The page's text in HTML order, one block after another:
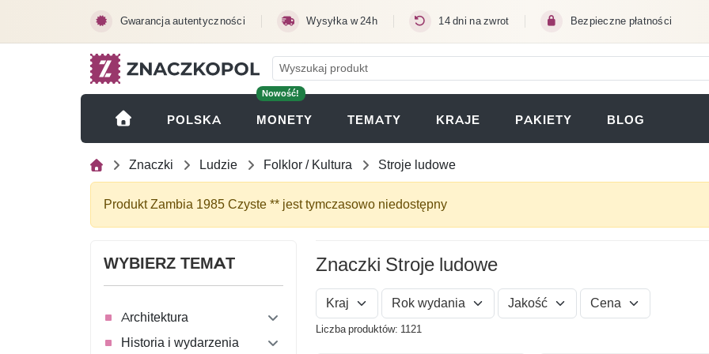
Gwarancja autentyczności Wysyłka w 24h 14 dni na zwrot Bezpieczne płatności
POLSKA
Nowość!
MONETY (OTWIERA SIĘ W NOWEJ KARCIE)
TEMATY KRAJE PAKIETY BLOG
Znaczki Ludzie Folklor / Kultura Stroje ludowe
Produkt Zambia 1985 Czyste ** jest tymczasowo niedostępny
WYBIERZ TEMAT
Architektura
Historia i wydarzenia
Znaczki Stroje ludowe
Kraj Rok wydania Jakość Cena
Liczba produktów: 1121